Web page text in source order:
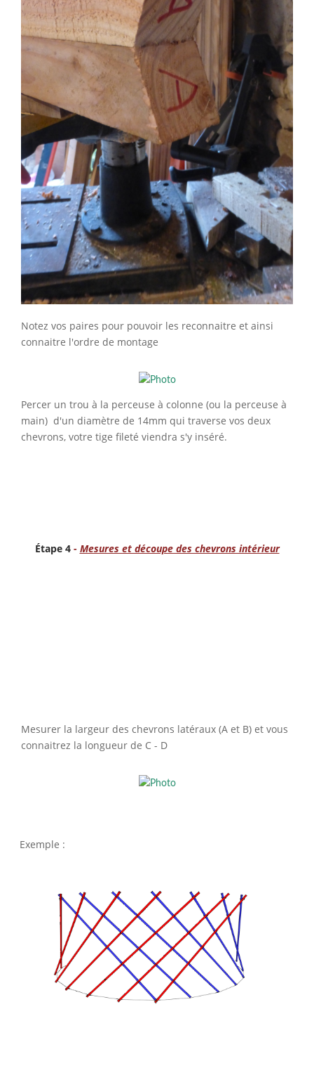
Notez vos paires pour pouvoir les reconnaitre et ainsi
connaitre l'ordre de montage
Percer un trou à la perceuse à colonne (ou la perceuse à
main) d'un diamètre de 14mm qui traverse vos deux
chevrons, votre tige fileté viendra s'y inséré.
Étape 4 - Mesures et découpe des chevrons intérieur
Mesurer la largeur des chevrons latéraux (A et B) et vous
connaitrez la longueur de C - D
Exemple :